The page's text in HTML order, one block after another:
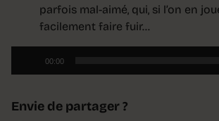
parfois mal-aimé, qui, si l’on en
facilement faire fuir…
00:00
Envie de partager ?